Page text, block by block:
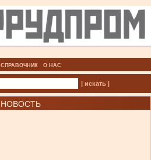
СПРАВОЧНИК О НАС
| искать |
НОВОСТЬ